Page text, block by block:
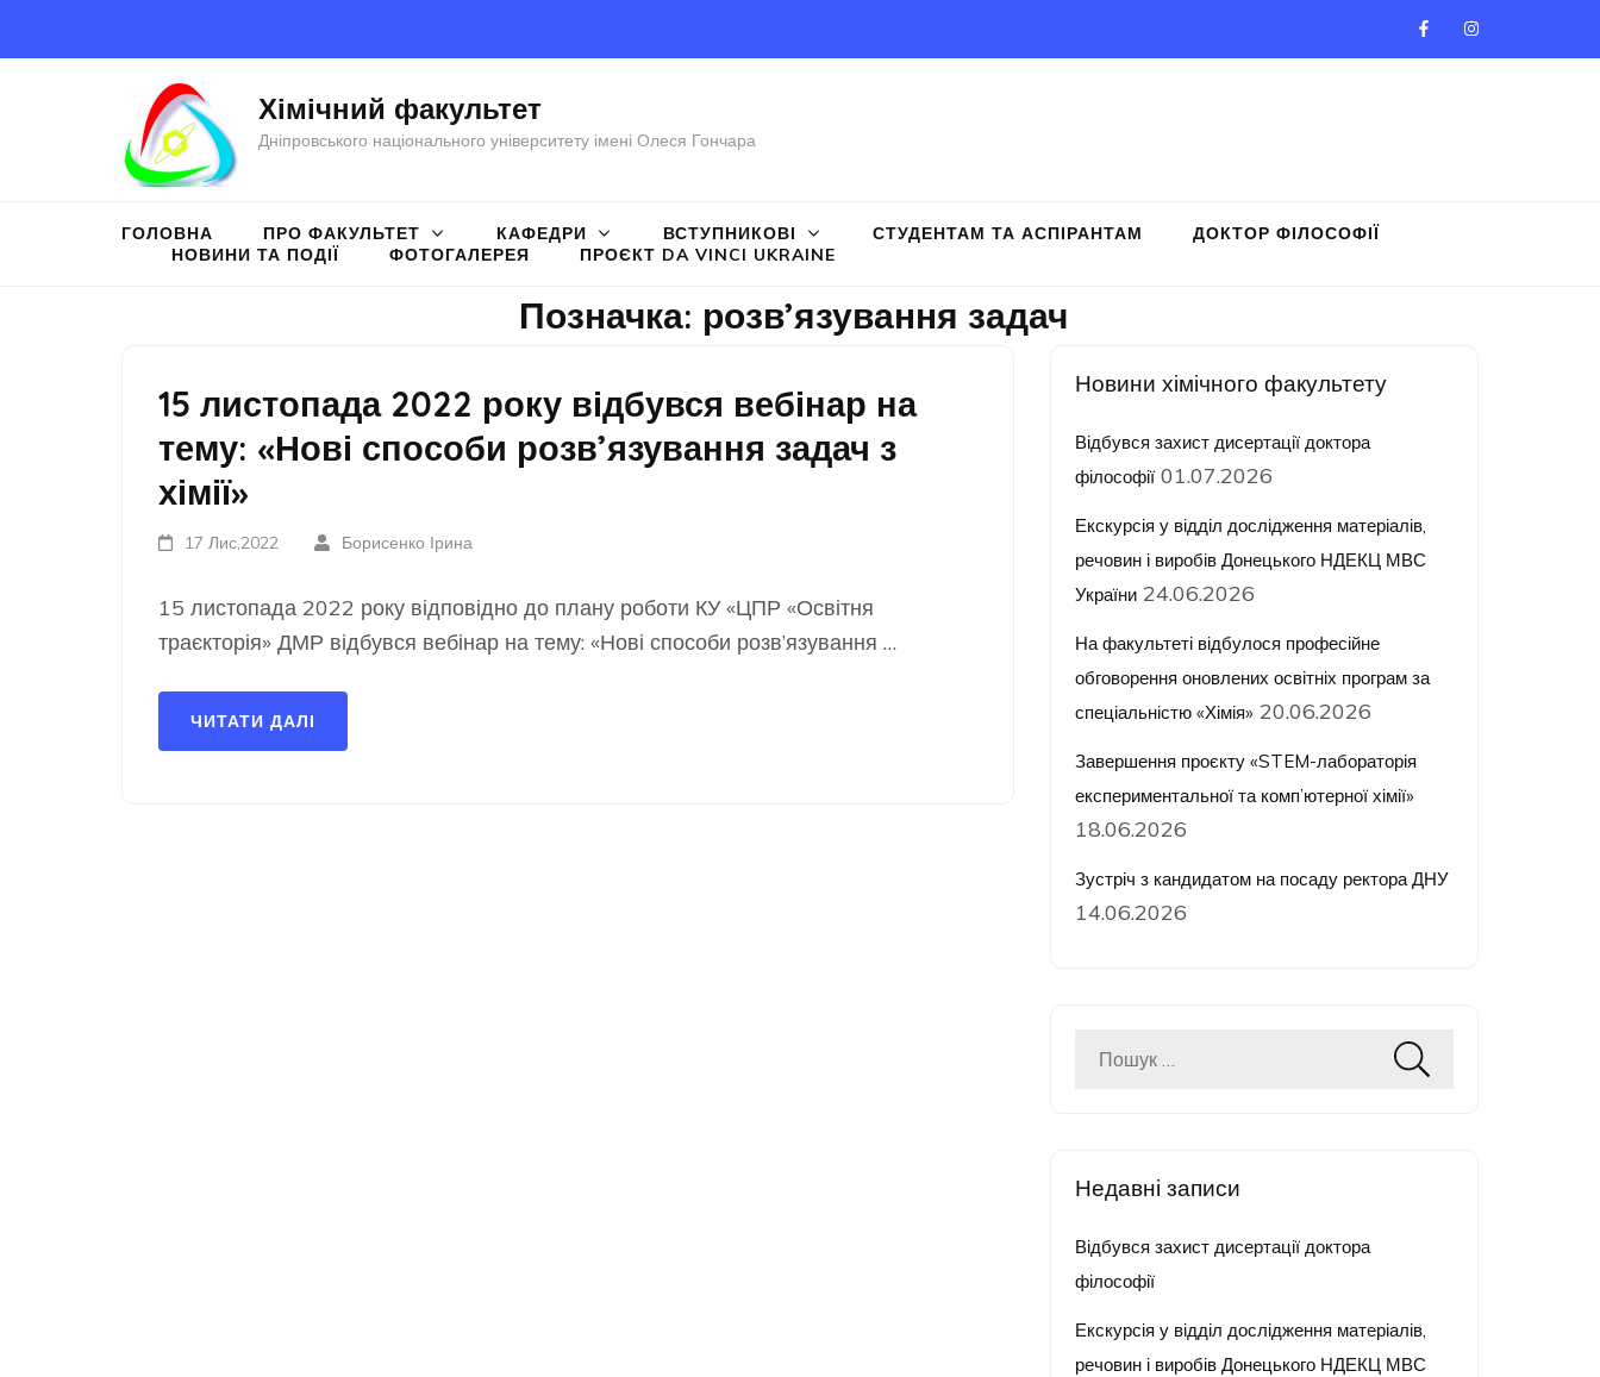
Хімічний факультет
Дніпровського національного університету імені Олеся Гончара
ГОЛОВНА ПРО ФАКУЛЬТЕТ КАФЕДРИ ВСТУПНИКОВІ СТУДЕНТАМ ТА АСПІРАНТАМ
ДОКТОР ФІЛОСОФІЇ
НОВИНИ ТА ПОДІЇ
ФОТОГАЛЕРЕЯ ПРОЄКТ DA VINCI UKRAINE
Позначка: розв’язування задач
15 листопада 2022 року відбувся вебінар на
тему: «Нові способи розв’язування задач з
хімії»
17 Лис,2022 Борисенко Ірина
15 листопада 2022 року відповідно до плану роботи КУ «ЦПР «Освітня
траєкторія» ДМР відбувся вебінар на тему: «Нові способи розв’язування …
ЧИТАТИ ДАЛІ
Новини хімічного факультету
Відбувся захист дисертації доктора
філософії 01.07.2026
Екскурсія у відділ дослідження матеріалів,
речовин і виробів Донецького НДЕКЦ МВС
України 24.06.2026
На факультеті відбулося професійне
обговорення оновлених освітніх програм за
спеціальністю «Хімія» 20.06.2026
Завершення проєкту «STEM-лабораторія
експериментальної та комп’ютерної хімії»
18.06.2026
Зустріч з кандидатом на посаду ректора ДНУ
14.06.2026
Пошук:
Недавні записи
Відбувся захист дисертації доктора
філософії
Екскурсія у відділ дослідження матеріалів,
речовин і виробів Донецького НДЕКЦ МВС